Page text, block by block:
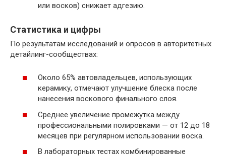
или восков) снижает адгезию.
Статистика и цифры
По результатам исследований и опросов в авторитетных
детайлинг-сообществах:
Около 65% автовладельцев, использующих
керамику, отмечают улучшение блеска после
нанесения воскового финального слоя.
Среднее увеличение промежутка между
профессиональными полировками — от 12 до 18
месяцев при регулярном использовании воска.
В лабораторных тестах комбинированные